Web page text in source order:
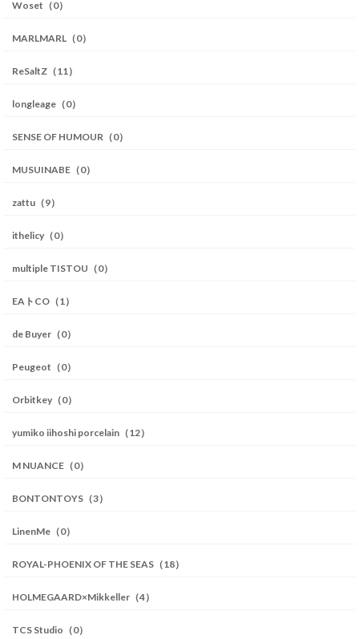
Woset（0）
MARLMARL（0）
ReSaltZ（11）
longleage（0）
SENSE OF HUMOUR（0）
MUSUINABE（0）
zattu（9）
ithelicy（0）
multiple TISTOU（0）
EAトCO（1）
de Buyer（0）
Peugeot（0）
Orbitkey（0）
yumiko iihoshi porcelain（12）
M NUANCE（0）
BONTONTOYS（3）
LinenMe（0）
ROYAL-PHOENIX OF THE SEAS（18）
HOLMEGAARD×Mikkeller（4）
TCS Studio（0）